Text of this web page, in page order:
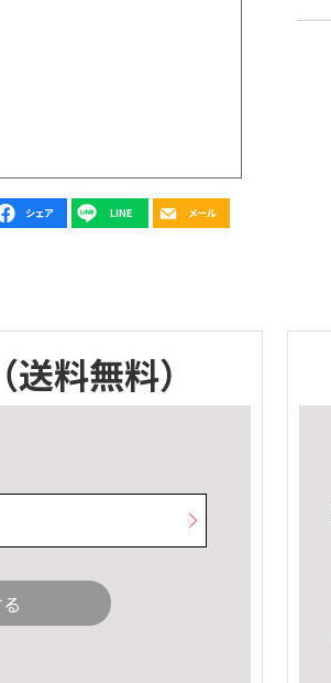
（送料無料）